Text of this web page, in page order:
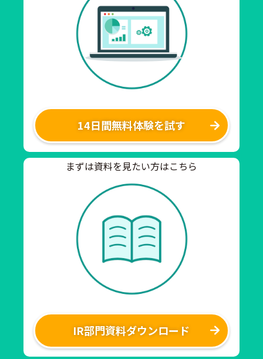
14日間無料体験を試す
まずは資料を見たい方はこちら
IR部門資料ダウンロード